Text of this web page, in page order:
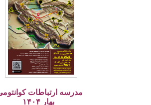
مدرسه ارتباطات کوانتومی،
بهار ۱۴۰۴